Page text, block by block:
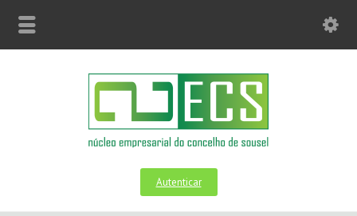
Autenticar